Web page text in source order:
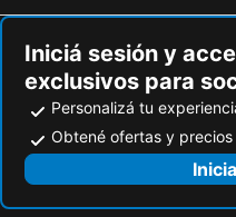
Iniciá sesión y
exclusivos para
Personalizá tu
Obtené ofertas y